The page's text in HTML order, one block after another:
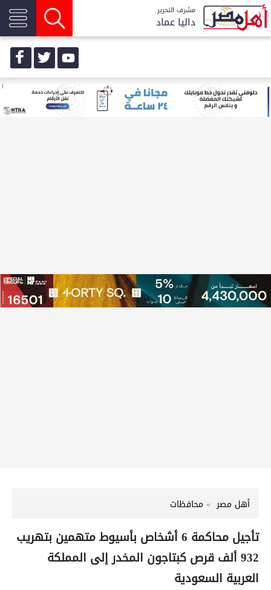
مشرف التحرير
داليا عماد
أهل مصر محافظات
تأجيل محاكمة 6 أشخاص بأسيوط متهمين بتهريب
932 ألف قرص كبتاجون المخدر إلى المملكة
العربية السعودية